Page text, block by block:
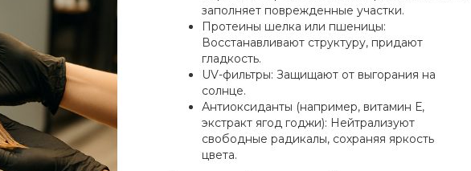
заполняет поврежденные участки.
Протеины шелка или пшеницы:
Восстанавливают структуру, придают
гладкость.
UV-фильтры: Защищают от выгорания на
солнце.
Антиоксиданты (например, витамин Е,
экстракт ягод годжи): Нейтрализуют
свободные радикалы, сохраняя яркость
цвета.